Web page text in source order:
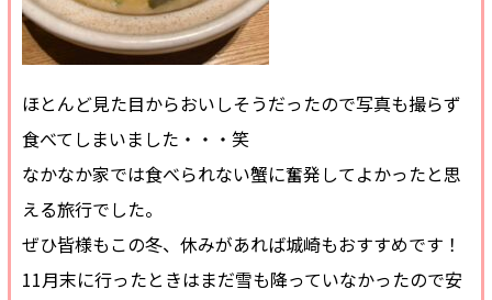
ほとんど見た目からおいしそうだったので写真も撮らず
食べてしまいました・・・笑
なかなか家では食べられない蟹に奮発してよかったと思
える旅行でした。
ぜひ皆様もこの冬、休みがあれば城崎もおすすめです！
11月末に行ったときはまだ雪も降っていなかったので安